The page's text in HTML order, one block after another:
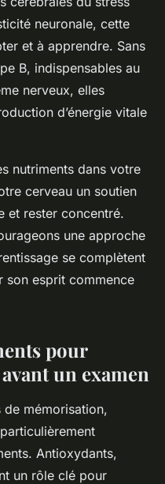
neuronale, cette
et à apprendre. Sans
B, indispensables au
nerveux, elles
d’énergie vitale
nutriments dans votre
cerveau un soutien
et rester concentré.
une approche
se complètent
son esprit commence
pour
un examen
mémorisation,
Antioxydants,
un rôle clé pour